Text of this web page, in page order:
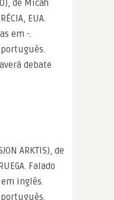
de Micah
EUA.
em -.
debate
ARKTIS), de
Falado
inglês.